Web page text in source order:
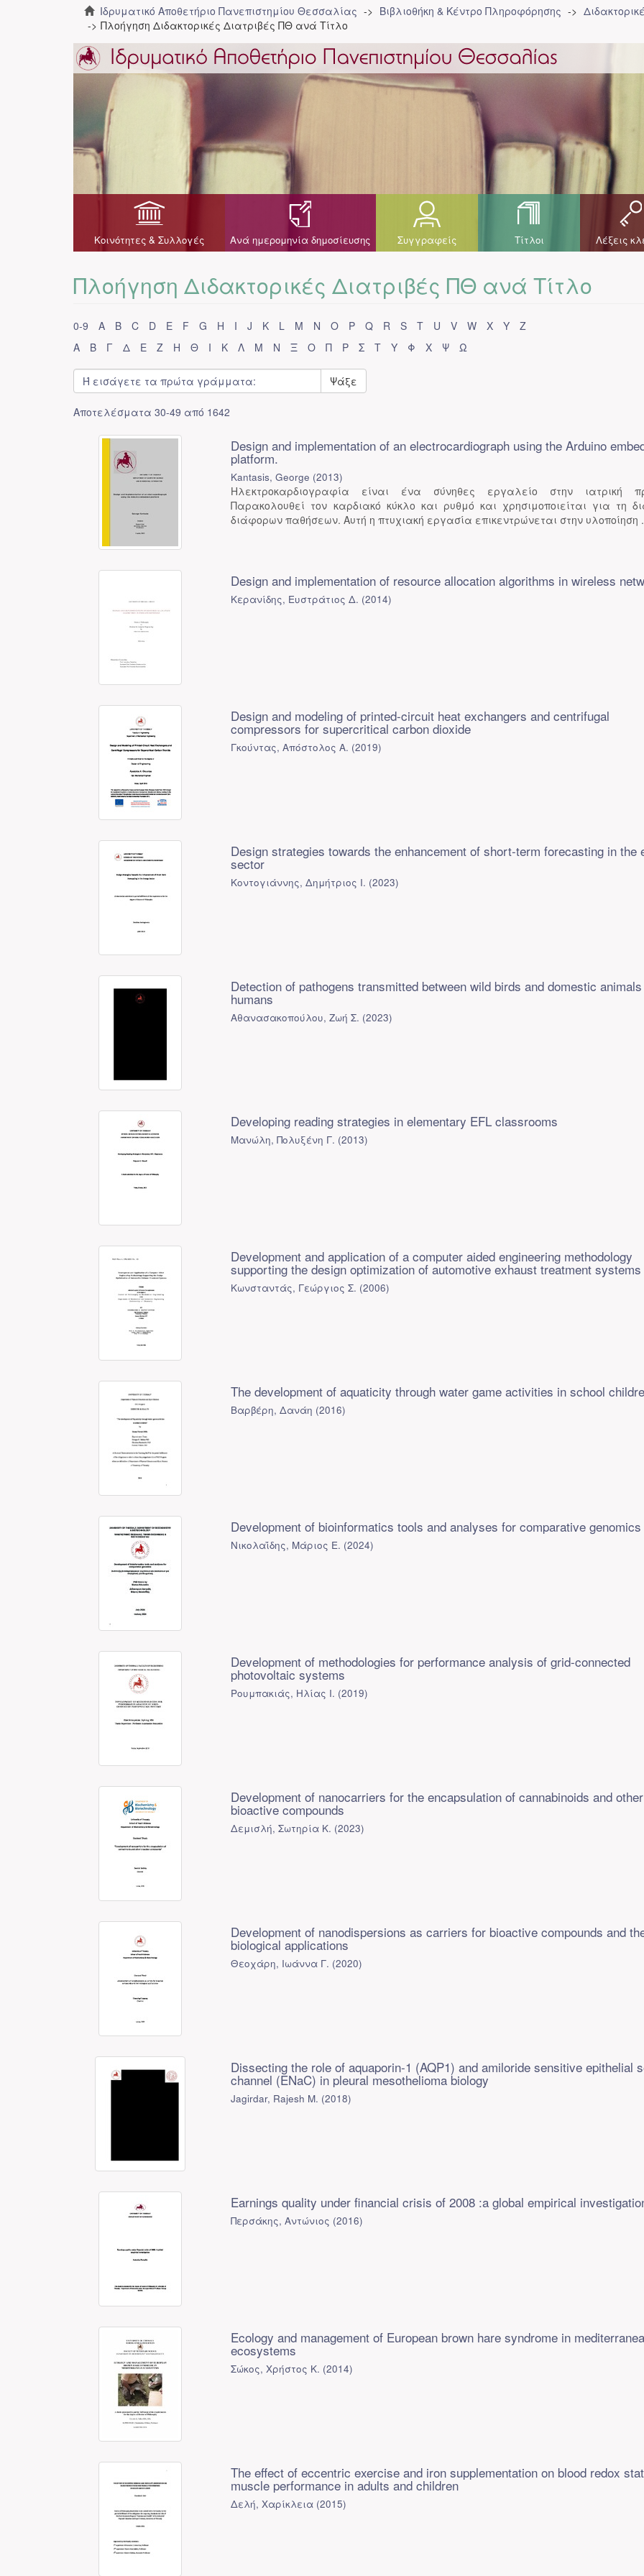
Ιδρυματικό Αποθετήριο Πανεπιστημίου Θεσσαλίας Βιβλιοθήκη & Κέντρο Πληροφόρησης
Πλοήγηση Διδακτορικές Διατριβές ΠΘ ανά Τίτλο
Κοινότητες & Συλλογές Ανά ημερομηνία δημοσίευσης Συγγραφείς Τίτλοι Λέξεις
Πλοήγηση Διδακτορικές Διατριβές ΠΘ ανά Τίτλο
0-9 A B C D E F G H I J K L M N O P Q R S T U V W X Y
Z
Α
Β Γ Δ Ε Ζ Η Θ Ι Κ Λ Μ Ν Ξ Ο Π Ρ Σ Τ Υ Φ Χ Ψ Ω
Ψάξε
Αποτελέσματα 30-49 από 1642
Design and implementation of an electrocardiograph using the Arduino
platform.
Kantasis, George (2013)
Ηλεκτροκαρδιογραφία είναι ένα σύνηθες εργαλείο στην ιατρική
Παρακολουθεί τον καρδιακό κύκλο και ρυθμό και χρησιμοποιείται για τη
διάφορων παθήσεων. Αυτή η πτυχιακή εργασία επικεντρώνεται στην υλοποίηση
Design and implementation of resource allocation algorithms in wireless
Κερανίδης, Ευστράτιος Δ. (2014)
Design and modeling of printed-circuit heat exchangers and centrifugal
compressors for supercritical carbon dioxide
Γκούντας, Απόστολος Α. (2019)
Design strategies towards the enhancement of short-term forecasting in the
sector
Κοντογιάννης, Δημήτριος Ι. (2023)
Detection of pathogens transmitted between wild birds and domestic
humans
Αθανασακοπούλου, Ζωή Σ. (2023)
Developing reading strategies in elementary EFL classrooms
Μανώλη, Πολυξένη Γ. (2013)
Development and application of a computer aided engineering methodology
supporting the design optimization of automotive exhaust treatment systems
Κωνσταντάς, Γεώργιος Σ. (2006)
The development of aquaticity through water game activities in school
Βαρβέρη, Δανάη (2016)
Development of bioinformatics tools and analyses for comparative genomics
Νικολαΐδης, Μάριος Ε. (2024)
Development of methodologies for performance analysis of grid-connected
photovoltaic systems
Ρουμπακιάς, Ηλίας Ι. (2019)
Development of nanocarriers for the encapsulation of cannabinoids and other
bioactive compounds
Δεμισλή, Σωτηρία Κ. (2023)
Development of nanodispersions as carriers for bioactive compounds and
biological applications
Θεοχάρη, Ιωάννα Γ. (2020)
Dissecting the role of aquaporin-1 (AQP1) and amiloride sensitive epithelial
channel (ENaC) in pleural mesothelioma biology
Jagirdar, Rajesh M. (2018)
Earnings quality under financial crisis of 2008 :a global empirical
Περσάκης, Αντώνιος (2016)
Ecology and management of European brown hare syndrome in
ecosystems
Σώκος, Χρήστος Κ. (2014)
The effect of eccentric exercise and iron supplementation on blood redox
muscle performance in adults and children
Δελή, Χαρίκλεια (2015)